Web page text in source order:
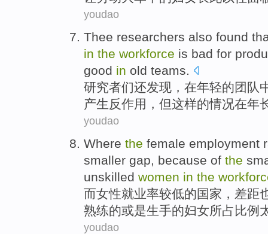
youdao
Thee researchers also found
in the workforce is bad for
good in old teams.
研究者们还发现 ， 在年轻的团队
产生 反作用 ，但这样的情况在年
youdao
Where the female employment
smaller gap because of the
unskilled women in the
而女性就业率较低的国家， 差距
熟练的或是生手的妇女所占比例
youdao